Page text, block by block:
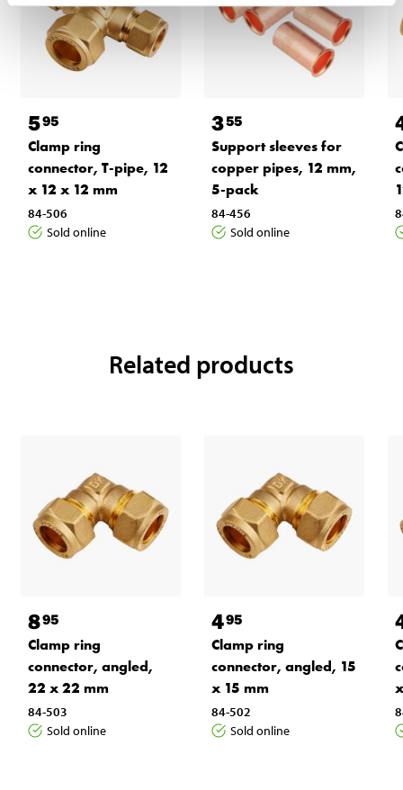
595
Clamp ring
connector, T-pipe, 12
x 12 x 12 mm
84-506
Sold online
355
Support sleeves for
copper pipes, 12 mm,
5-pack
84-456
Sold online
Related products
895
Clamp ring
connector, angled,
22 x 22 mm
84-503
Sold online
495
Clamp ring
connector, angled, 15
x 15 mm
84-502
Sold online